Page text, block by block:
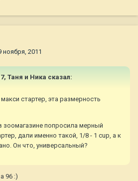
ноября, 2011
Таня и Ника сказал:
стартер, эта размерность
зоомагазине попросила мерный
дали именно такой, 1/8 - 1 cup, а к
Он что, универсальный?
96 :)